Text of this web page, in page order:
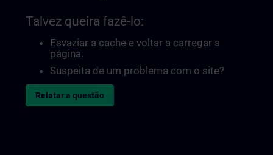
Talvez queira fazê-lo:
Esvaziar a cache e voltar a carregar a
página.
Suspeita de um problema com o site?
Relatar a questão